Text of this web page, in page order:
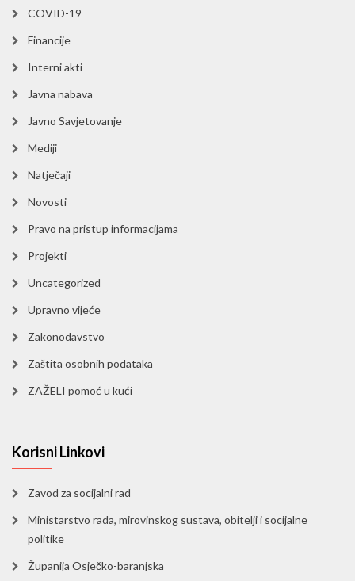
COVID-19
Financije
Interni akti
Javna nabava
Javno Savjetovanje
Mediji
Natječaji
Novosti
Pravo na pristup informacijama
Projekti
Uncategorized
Upravno vijeće
Zakonodavstvo
Zaštita osobnih podataka
ZAŽELI pomoć u kući
Korisni Linkovi
Zavod za socijalni rad
Ministarstvo rada, mirovinskog sustava, obitelji i socijalne
politike
Županija Osječko-baranjska